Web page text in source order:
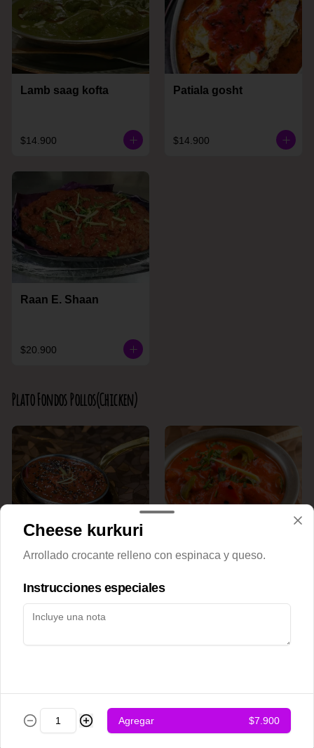
Lamb saag kofta
$14.900
Patiala gosht
$14.900
Raan E. Shaan
$20.900
Plato Fondos Pollos(Chicken)
Achari chicken
$12.500
Adraki chicken
$12.500
Cheese kurkuri
Arrollado crocante relleno con espinaca y queso.
Instrucciones especiales
Agregar $7.900